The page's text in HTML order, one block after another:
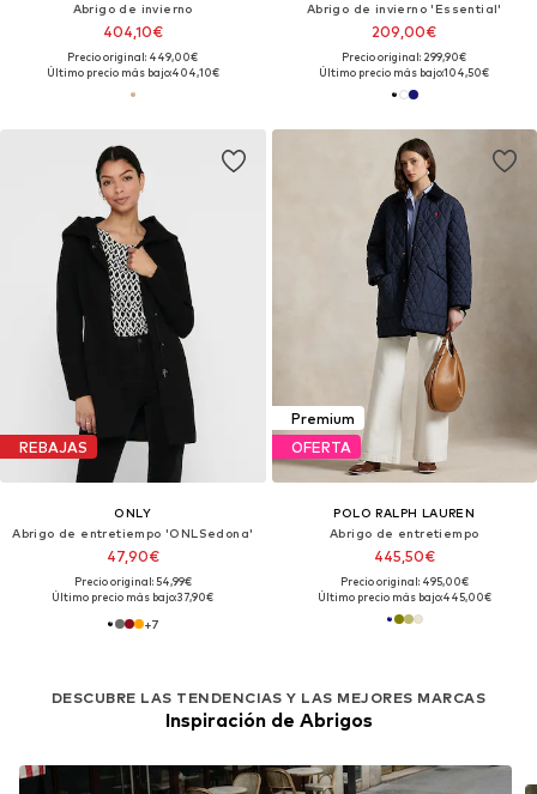
Abrigo de invierno
404,10€
Precio original: 449,00€
Último precio más bajo:404,10€
Abrigo de invierno 'Essential'
209,00€
Precio original: 299,90€
Último precio más bajo:104,50€
REBAJAS
ONLY
Abrigo de entretiempo 'ONLSedona'
47,90€
Precio original: 54,99€
Último precio más bajo:37,90€
+7
Premium
OFERTA
POLO RALPH LAUREN
Abrigo de entretiempo
445,50€
Precio original: 495,00€
Último precio más bajo:445,00€
DESCUBRE LAS TENDENCIAS Y LAS MEJORES MARCAS
Inspiración de Abrigos